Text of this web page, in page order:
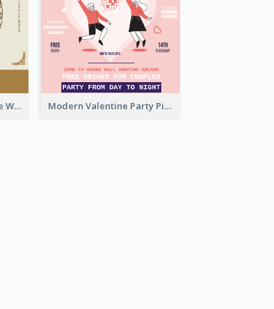
Gold Brown Photo Circle Wedding Invitation Modern Valentine Party Pink Invitation Design Templates